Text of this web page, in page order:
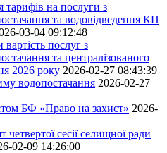
тарифів на послуги з
та водовідведення КП
03-04 09:12:48
послуг з
та централізованого
2026 року 2026-02-27 08:43:39
водопостачання 2026-02-27
БФ «Право на захист» 2026-
сесії селищної ради
02-09 14:26:00